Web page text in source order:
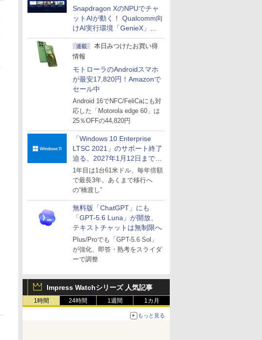
Snapdragon XのNPUでチャ
ットAIが動く！ Qualcomm向
けAI実行環境「GenieX」を
試してみた
連載
本日みつけたお買い得
情報
モトローラのAndroidスマホ
が最安17,820円！Amazonで
セール中
Android 16でNFC/FeliCaにも対
応した「Motorola edge 60」は
25％OFFの44,820円
「Windows 10 Enterprise
LTSC 2021」のサポート終了
迫る、2027年1月12日まで
～ESUは9月1日から販売
1年目は1台61米ドル、毎年倍額
で最長3年。あくまで移行へ
の“橋渡し”
無料版「ChatGPT」にも
「GPT-5.6 Luna」が開放、
テキストチャットは無制限へ
Plus/Proでも「GPT-5.6 Sol」
が強化、即答・熟考をスライダ
ーで調整
Impress Watchシリーズ 人気記事
1時間 24時間 1週間 1カ月
もっと見る